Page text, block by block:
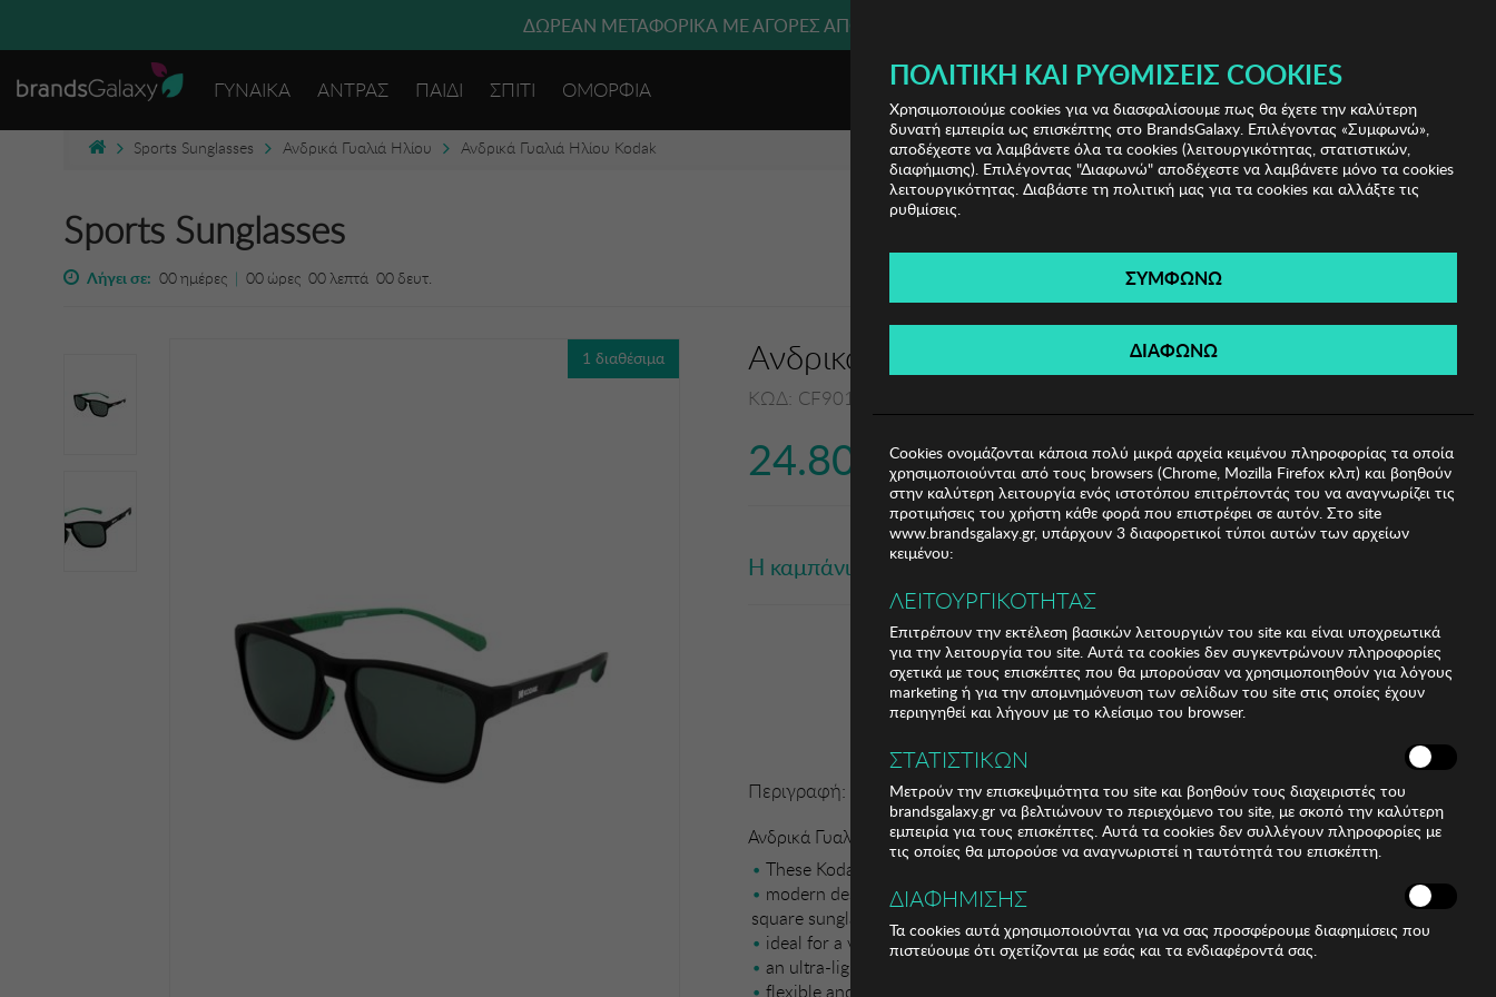
ΔΩΡΕΑΝ ΜΕΤΑΦΟΡΙΚΑ ΜΕ ΠΙΣΤΩΤΙΚΗ Ή ΧΡΕΩΣΤΙΚΗ ΚΑΡΤΑ, PAYPAL & IRIS!
ΔΩΡΕΑΝ ΜΕΤΑΦΟΡΙΚΑ ΜΕ ΑΓΟΡΕΣ ΑΠΌ 49€ ΚΑΙ ΆΝΩ!
ΓΥΝΑΙΚΑ ΑΝΤΡΑΣ ΠΑΙΔΙ ΣΠΙΤΙ ΟΜΟΡΦΙΑ (0)
Sports Sunglasses Ανδρικά Γυαλιά Ηλίου Ανδρικά Γυαλιά Ηλίου Kodak
Sports Sunglasses
Λήγει σε: 00ημέρες | 00 ώρες 00λεπτά 00 δευτ.
1 διαθέσιμα Ανδρικά Γυαλιά Ηλίου Kodak
ΚΩΔ: CF90159-612
24.80€
Η καμπάνια έχει λήξει
Περιγραφή:
Ανδρικά Γυαλιά Ηλίου Kodak
These Kodak mens sunglasses combine a classic
modern design with discreet details that add sophistication. Shape and design: - Kodak
square sunglasses
ideal for a versatile and timeless style. Frame Material: - Made of TR90 Nylon
an ultra-light
flexible and resistant material
ΠΟΛΙΤΙΚΉ ΚΑΙ ΡΥΘΜΊΣΕΙΣ COOKIES
Χρησιμοποιούμε cookies για να διασφαλίσουμε πως θα έχετε την καλύτερη
δυνατή εμπειρία ως επισκέπτης στο BrandsGalaxy. Επιλέγοντας «Συμφωνώ»,
αποδέχεστε να λαμβάνετε όλα τα cookies (λειτουργικότητας, στατιστικών,
διαφήμισης). Επιλέγοντας "Διαφωνώ" αποδέχεστε να λαμβάνετε μόνο τα cookies
λειτουργικότητας. Διαβάστε τη πολιτική μας για τα cookies και αλλάξτε τις
ρυθμίσεις.
ΣΥΜΦΩΝΩ
ΔΙΑΦΩΝΩ
Cookies ονομάζονται κάποια πολύ μικρά αρχεία κειμένου πληροφορίας τα οποία
χρησιμοποιούνται από τους browsers (Chrome, Mozilla Firefox κλπ) και βοηθούν
στην καλύτερη λειτουργία ενός ιστοτόπου επιτρέποντάς του να αναγνωρίζει τις
προτιμήσεις του χρήστη κάθε φορά που επιστρέφει σε αυτόν. Στο site
www.brandsgalaxy.gr, υπάρχουν 3 διαφορετικοί τύποι αυτών των αρχείων
κειμένου:
ΛΕΙΤΟΥΡΓΙΚΟΤΗΤΑΣ
Επιτρέπουν την εκτέλεση βασικών λειτουργιών του site και είναι υποχρεωτικά
για την λειτουργία του site. Αυτά τα cookies δεν συγκεντρώνουν πληροφορίες
σχετικά με τους επισκέπτες που θα μπορούσαν να χρησιμοποιηθούν για λόγους
marketing ή για την απομνημόνευση των σελίδων του site στις οποίες έχουν
περιηγηθεί και λήγουν με το κλείσιμο του browser.
ΣΤΑΤΙΣΤΙΚΩΝ
Μετρούν την επισκεψιμότητα του site και βοηθούν τους διαχειριστές του
brandsgalaxy.gr να βελτιώνουν το περιεχόμενο του site, με σκοπό την καλύτερη
εμπειρία για τους επισκέπτες. Αυτά τα cookies δεν συλλέγουν πληροφορίες με
τις οποίες θα μπορούσε να αναγνωριστεί η ταυτότητά του επισκέπτη.
ΔΙΑΦΗΜΙΣΗΣ
Τα cookies αυτά χρησιμοποιούνται για να σας προσφέρουμε διαφημίσεις που
πιστεύουμε ότι σχετίζονται με εσάς και τα ενδιαφέροντά σας.